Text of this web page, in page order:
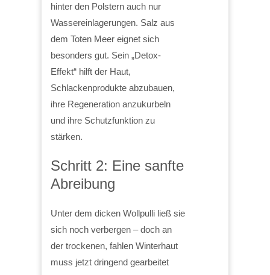
hinter den Polstern auch nur
Wassereinlagerungen. Salz aus
dem Toten Meer eignet sich
besonders gut. Sein „Detox-
Effekt“ hilft der Haut,
Schlackenprodukte abzubauen,
ihre Regeneration anzukurbeln
und ihre Schutzfunktion zu
stärken.
Schritt 2: Eine sanfte
Abreibung
Unter dem dicken Wollpulli ließ sie
sich noch verbergen – doch an
der trockenen, fahlen Winterhaut
muss jetzt dringend gearbeitet